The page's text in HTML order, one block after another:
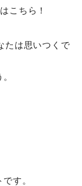
こちら！
たは思いつくで
す。